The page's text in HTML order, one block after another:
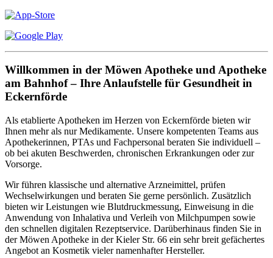
Willkommen in der Möwen Apotheke und Apotheke
am Bahnhof – Ihre Anlaufstelle für Gesundheit in
Eckernförde
Als etablierte Apotheken im Herzen von Eckernförde bieten wir
Ihnen mehr als nur Medikamente. Unsere kompetenten Teams aus
Apothekerinnen, PTAs und Fachpersonal beraten Sie individuell –
ob bei akuten Beschwerden, chronischen Erkrankungen oder zur
Vorsorge.
Wir führen klassische und alternative Arzneimittel, prüfen
Wechselwirkungen und beraten Sie gerne persönlich. Zusätzlich
bieten wir Leistungen wie Blutdruckmessung, Einweisung in die
Anwendung von Inhalativa und Verleih von Milchpumpen sowie
den schnellen digitalen Rezeptservice. Darüberhinaus finden Sie in
der Möwen Apotheke in der Kieler Str. 66 ein sehr breit gefächertes
Angebot an Kosmetik vieler namenhafter Hersteller.